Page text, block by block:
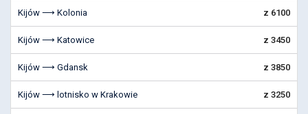
Kijów ⟶ Kolonia z 6100
Kijów ⟶ Katowice z 3450
Kijów ⟶ Gdansk z 3850
Kijów ⟶ lotnisko w Krakowie z 3250